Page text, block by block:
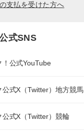
支払を受けた方へ
式SNS
！公式YouTube
公式X（Twitter）地方競馬
公式X（Twitter）競輪